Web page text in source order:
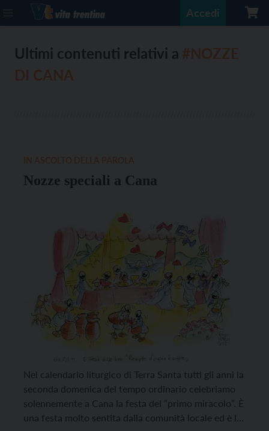
Accedi
Ultimi contenuti relativi a
Nozze speciali a Cana
Nel calendario liturgico di Terra Santa tutti gli anni la
seconda domenica del tempo ordinario celebriamo
solennemente a Cana la festa del “primo miracolo”. È
una festa molto sentita dalla comunità locale ed è la